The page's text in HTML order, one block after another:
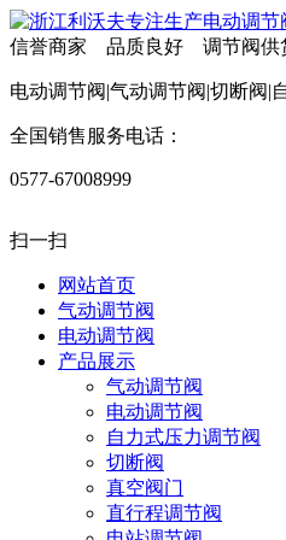
信誉商家 品质良好 调节阀供
电动调节阀|气动调节阀|切断阀|
全国销售服务电话：
0577-67008999
扫一扫
网站首页
气动调节阀
电动调节阀
产品展示
气动调节阀
电动调节阀
自力式压力调节阀
切断阀
真空阀门
直行程调节阀